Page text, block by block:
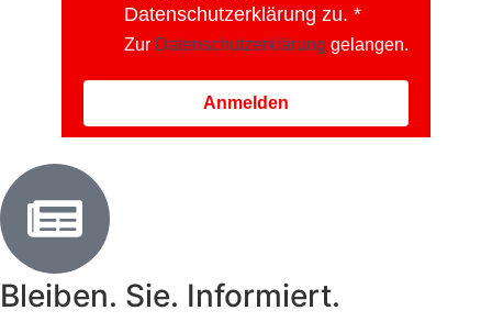
Datenschutzerklärung zu.
Zur Datenschutzerklärung gelangen.
Anmelden
Bleiben. Sie. Informiert.